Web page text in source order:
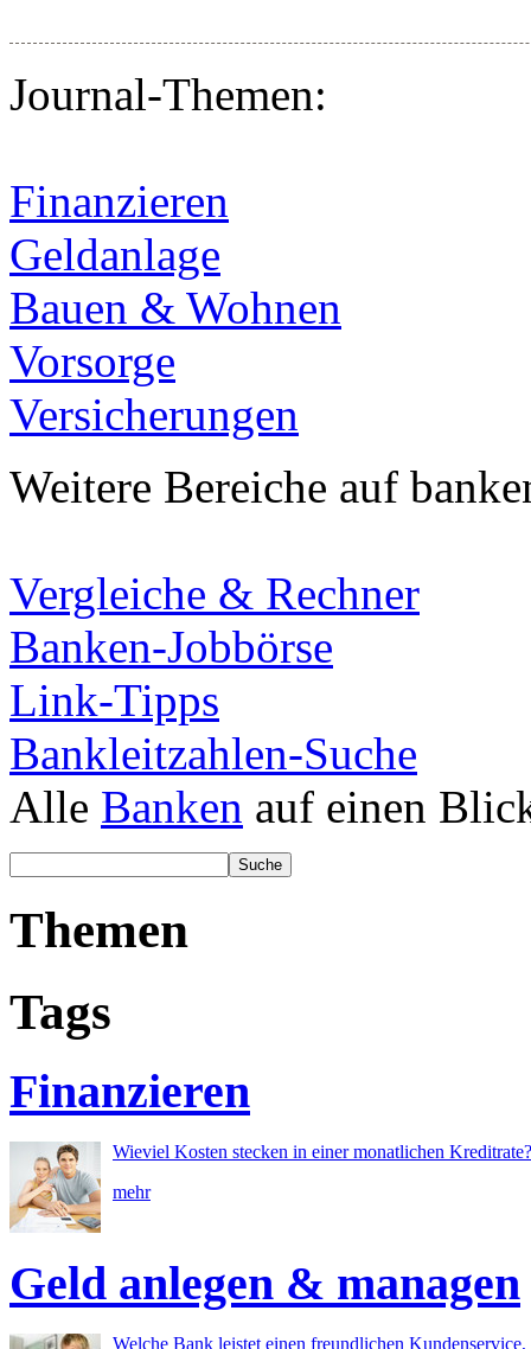
Journal-Themen:
Finanzieren
Geldanlage
Bauen & Wohnen
Vorsorge
Versicherungen
Weitere Bereiche auf
Vergleiche & Rechner
Banken-Jobbörse
Link-Tipps
Bankleitzahlen-Suche
Alle Banken auf einen
Themen
Tags
Finanzieren
Wieviel Kosten stecken in einer monatlichen
mehr
Geld anlegen & managen
Welche Bank leistet einen freundlichen